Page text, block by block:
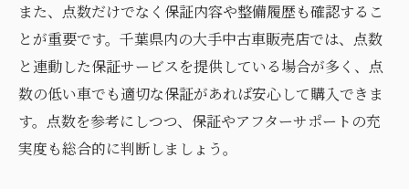
中古車選びで点数を活用した判断基準
購入前に知りたい中古車評価の見方
中古車評価点の正しい見方と活用法
千葉県で中古車購入前に確認したい項目
中古車の点数に隠れた重要ポイント
また、点数だけでなく保証内容や整備履歴も確認するこ
とが重要です。千葉県内の大手中古車販売店では、点数
と連動した保証サービスを提供している場合が多く、点
数の低い車でも適切な保証があれば安心して購入できま
す。点数を参考にしつつ、保証やアフターサポートの充
実度も総合的に判断しましょう。